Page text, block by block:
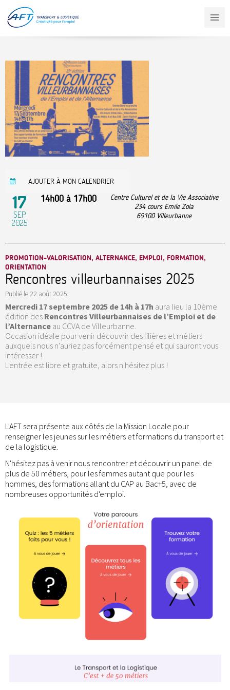
contenu
principal
AJOUTER À MON CALENDRIER
17
SEP
2025
14h00 à 17h00
Centre Culturel et de la Vie Associative
234 cours Emile Zola
69100 Villeurbanne
PROMOTION-VALORISATION, ALTERNANCE, EMPLOI, FORMATION,
ORIENTATION
Rencontres villeurbannaises 2025
Publié le 22 août 2025
Mercredi 17 septembre 2025 de 14h à 17h aura lieu la 10ème
édition des Rencontres Villeurbannaises de l’Emploi et de
l’Alternance au CCVA de Villeurbanne.
Occasion idéale pour venir découvrir des filières et métiers
auxquels nous n'auriez pas forcément pensé et qui sauront vous
intéresser !
L'entrée est libre et gratuite, alors n'hésitez plus !
L'AFT sera présente aux côtés de la Mission Locale pour
renseigner les jeunes sur les métiers et formations du transport et
de la logistique.
N'hésitez pas à venir nous rencontrer et découvrir un panel de
plus de 50 métiers, pour les femmes autant que pour les
hommes, des formations allant du CAP au Bac+5, avec de
nombreuses opportunités d'emploi.